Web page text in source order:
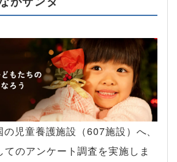
児童養護施設（607施設）へ、
てのアンケート調査を実施しま